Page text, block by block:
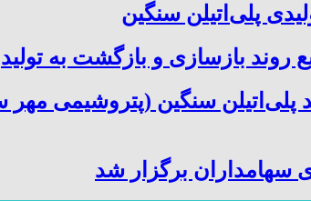
پلی‌اتیلن سنگین
روند بازسازی و بازگشت به تولید
سنگین (پتروشیمی مهر
برگزار شد